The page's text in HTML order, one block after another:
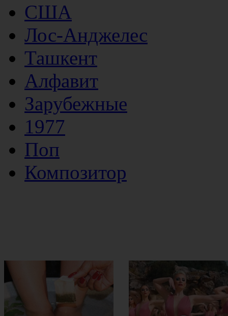
США
Лос-Анджелес
Ташкент
Алфавит
Зарубежные
1977
Поп
Композитор